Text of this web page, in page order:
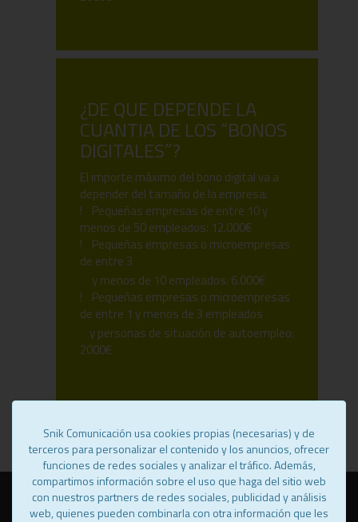
¿DE QUE DEPENDE LA
CUANTIA DE LOS “BONOS
DIGITALES”?
El importe máximo del bono digital va a
depender del tamaño de la empresa:
! Pequeñas empresas de entre 10 y
menos de 50 empleados: 12.000€
! Pequeñas empresas o microempresas
de entre 3
y menos de 10 empleados: 6.000€
! Pequeñas empresas o microempresas
de entre 1 y menos de 3 empleados
y personas de situación de autoempleo:
2000€
Snik Comunicación usa cookies propias (necesarias) y de
terceros para personalizar el contenido y los anuncios, ofrecer
funciones de redes sociales y analizar el tráfico. Además,
compartimos información sobre el uso que haga del sitio web
con nuestros partners de redes sociales, publicidad y análisis
web, quienes pueden combinarla con otra información que les